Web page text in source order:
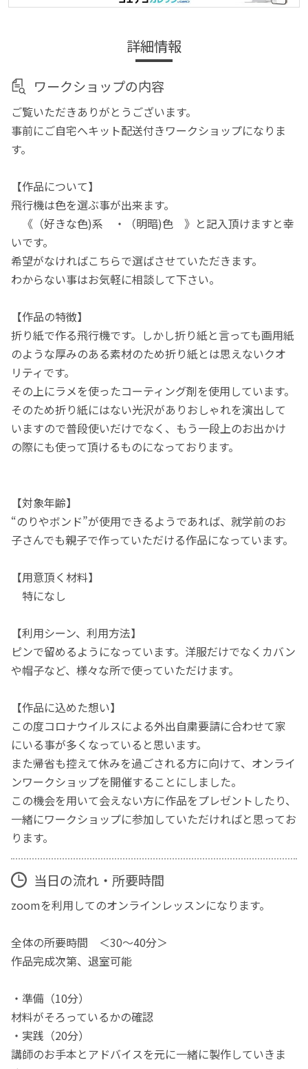
詳細情報
ワークショップの内容
ご覧いただきありがとうございます。
事前にご自宅へキット配送付きワークショップになりま
す。
【作品について】
飛行機は色を選ぶ事が出来ます。
《（好きな色)系 ・（明暗)色 》と記入頂けますと幸
いです。
希望がなければこちらで選ばさせていただきます。
わからない事はお気軽に相談して下さい。
【作品の特徴】
折り紙で作る飛行機です。しかし折り紙と言っても画用紙
のような厚みのある素材のため折り紙とは思えないクオ
リティです。
その上にラメを使ったコーティング剤を使用しています。
そのため折り紙にはない光沢がありおしゃれを演出して
いますので普段使いだけでなく、もう一段上のお出かけ
の際にも使って頂けるものになっております。
【対象年齢】
“のりやボンド”が使用できるようであれば、就学前のお
子さんでも親子で作っていただける作品になっています。
【用意頂く材料】
特になし
【利用シーン、利用方法】
ピンで留めるようになっています。洋服だけでなくカバン
や帽子など、様々な所で使っていただけます。
【作品に込めた想い】
この度コロナウイルスによる外出自粛要請に合わせて家
にいる事が多くなっていると思います。
また帰省も控えて休みを過ごされる方に向けて、オンライ
ンワークショップを開催することにしました。
この機会を用いて会えない方に作品をプレゼントしたり、
一緒にワークショップに参加していただければと思ってお
ります。
当日の流れ・所要時間
zoomを利用してのオンラインレッスンになります。
全体の所要時間 ＜30〜40分＞
作品完成次第、退室可能
・準備（10分）
材料がそろっているかの確認
・実践（20分）
講師のお手本とアドバイスを元に一緒に製作していきま